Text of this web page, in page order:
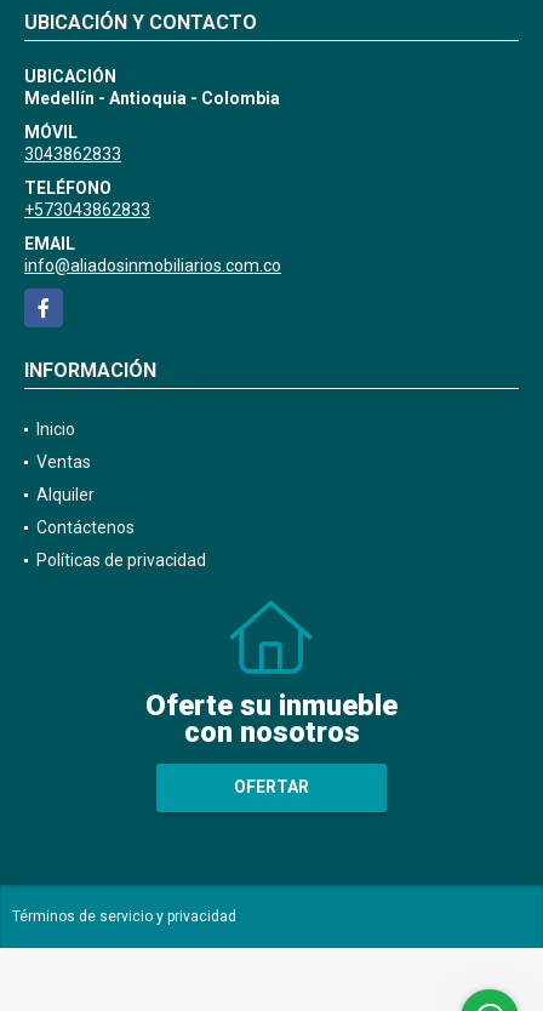
UBICACIÓN Y CONTACTO
UBICACIÓN
Medellín - Antioquia - Colombia
MÓVIL
3043862833
TELÉFONO
+573043862833
EMAIL
info@aliadosinmobiliarios.com.co
Facebook
INFORMACIÓN
Inicio
Ventas
Alquiler
Contáctenos
Políticas de privacidad
Oferte su inmueble
con nosotros
OFERTAR
Términos de servicio y privacidad